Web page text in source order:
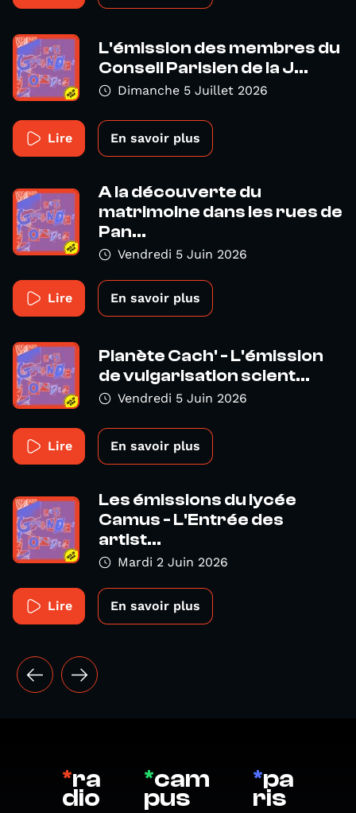
L'émission des membres du
Conseil Parisien de la J...
Dimanche 5 Juillet 2026
Lire En savoir plus
A la découverte du
matrimoine dans les rues de
Pan...
Vendredi 5 Juin 2026
Lire En savoir plus
Planète Cach' - L'émission
de vulgarisation scient...
Vendredi 5 Juin 2026
Lire En savoir plus
Les émissions du lycée
Camus - L'Entrée des
artist...
Mardi 2 Juin 2026
Lire En savoir plus
*ra
dio
*cam
pus
*pa
ris